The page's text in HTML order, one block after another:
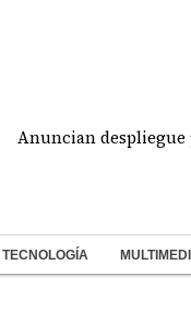
despliegue
TECNOLOGÍA